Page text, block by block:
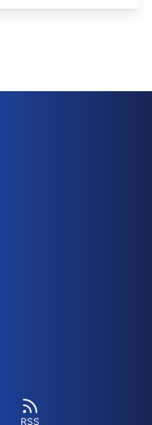
RSS